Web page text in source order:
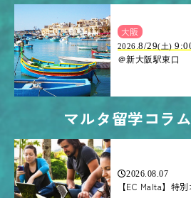
大阪
2026 .8/29(土)
＠新大阪駅東口
マルタ留学コラ
2026.08.07
【EC Malta】特